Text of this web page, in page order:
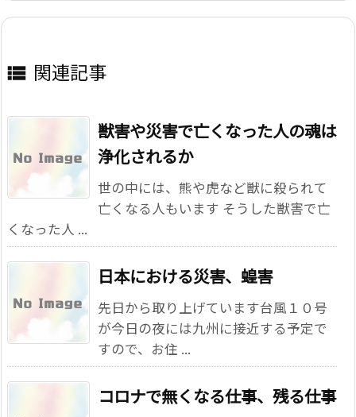
 関連記事
獣害や災害で亡くなった人の魂は
浄化されるか
世の中には、熊や虎など獣に殺られて
亡くなる人もいます そうした獣害で亡
くなった人 ...
日本における災害、蝗害
先日から取り上げています台風１０号
が今日の夜には九州に接近する予定で
すので、お住 ...
コロナで無くなる仕事、残る仕事